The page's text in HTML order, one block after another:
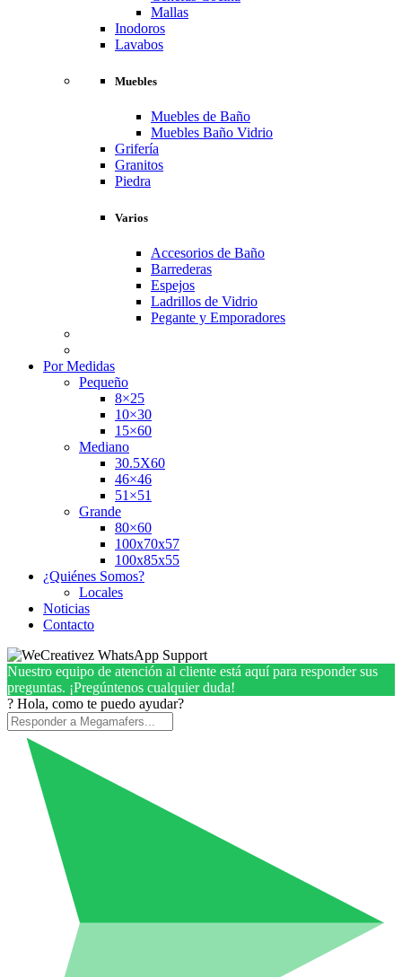
Mallas
Inodoros
Lavabos
Muebles
Muebles de Baño
Muebles Baño Vidrio
Grifería
Granitos
Piedra
Varios
Accesorios de Baño
Barrederas
Espejos
Ladrillos de Vidrio
Pegante y Emporadores
Por Medidas
Pequeño
8×25
10×30
15×60
Mediano
30.5X60
46×46
51×51
Grande
80×60
100x70x57
100x85x55
¿Quiénes Somos?
Locales
Noticias
Contacto
Nuestro equipo de atención al cliente está aquí para responder sus
preguntas. ¡Pregúntenos cualquier duda!
? Hola, como te puedo ayudar?